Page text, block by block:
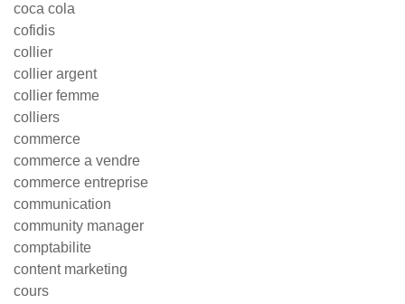
coca cola
cofidis
collier
collier argent
collier femme
colliers
commerce
commerce a vendre
commerce entreprise
communication
community manager
comptabilite
content marketing
cours